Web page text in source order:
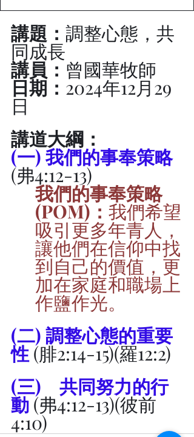
講題： 調整心態，共
同成長
講員：曾國華牧師
日期： 2024年12月29
日
講道大綱：
(一) 我們的事奉策略
(弗4:12-13)
我們的事奉策略
(POM)： 我們希望
吸引更多年青人，
讓他們在信仰中找
到自己的價值，更
加在家庭和職場上
作鹽作光。
(二) 調整心態的重要
性 (腓2:14-15)(羅12:2)
(三) 	共同努力的行
動 (弗4:12-13)(彼前
4:10)